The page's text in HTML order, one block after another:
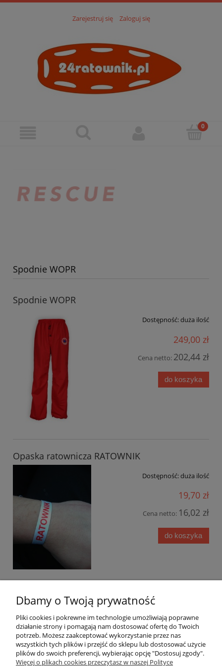
Zarejestruj się Zaloguj się
Spodnie WOPR
Spodnie WOPR
Dostępność:duża ilość
249,00 zł
Cena netto: 202,44 zł
do koszyka
Opaska ratownicza RATOWNIK
Dostępność:duża ilość
19,70 zł
Cena netto: 16,02 zł
do koszyka
Warunki zakupów
Moje konto
Informacje o sklepie
Dbamy o Twoją prywatność
Pliki cookies i pokrewne im technologie umożliwiają poprawne
działanie strony i pomagają nam dostosować ofertę do Twoich
potrzeb. Możesz zaakceptować wykorzystanie przez nas
wszystkich tych plików i przejść do sklepu lub dostosować użycie
plików do swoich preferencji, wybierając opcję "Dostosuj zgody".
Więcej o plikach cookies przeczytasz w naszej Polityce